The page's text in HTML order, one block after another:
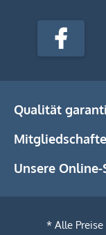
stempel-
Media
Facebook
Qualität
Unsere Online-
* Alle